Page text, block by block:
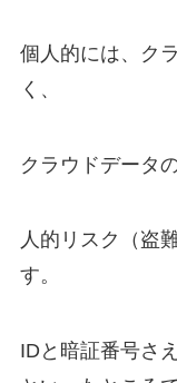
個人的には、ク
く、
クラウドデータ
人的リスク（盗
す。
IDと暗証番号さ